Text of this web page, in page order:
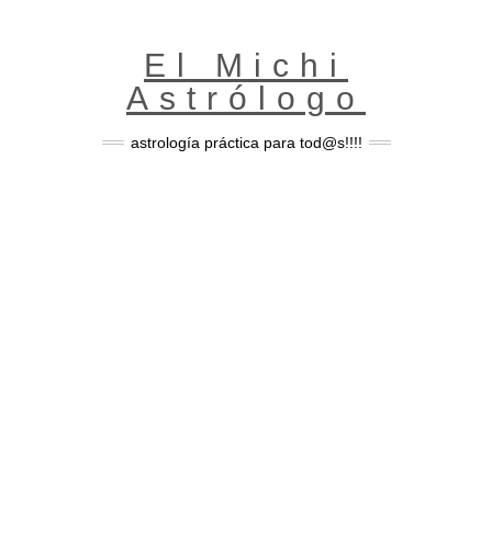
El Michi
Astrólogo
astrología práctica para tod@s!!!!